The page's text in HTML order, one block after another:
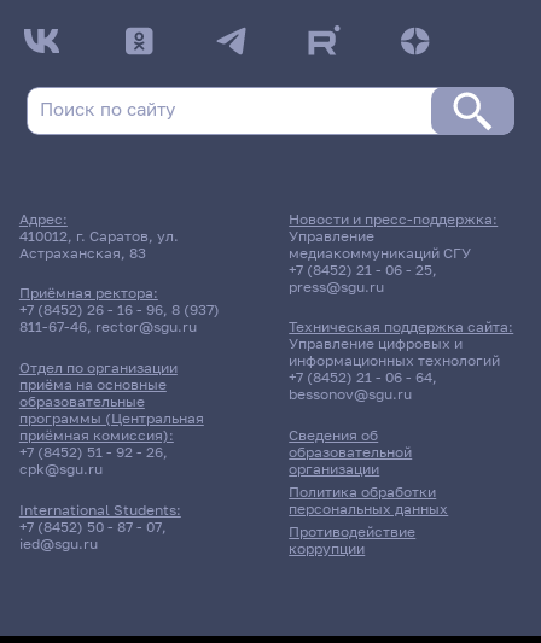
Адрес:
410012, г. Саратов, ул.
Астраханская, 83
Приёмная ректора:
+7 (8452) 26 - 16 - 96, 8 (937)
811-67-46, rector@sgu.ru
Отдел по организации
приёма на основные
образовательные
программы (Центральная
приёмная комиссия):
+7 (8452) 51 - 92 - 26,
cpk@sgu.ru
International Students:
+7 (8452) 50 - 87 - 07,
ied@sgu.ru
Сведения об
образовательной
организации
Политика обработки
персональных данных
Противодействие
коррупции
Новости и пресс-поддержка:
Управление
медиакоммуникаций СГУ
+7 (8452) 21 - 06 - 25,
press@sgu.ru
Техническая поддержка сайта:
Управление цифровых и
информационных технологий
+7 (8452) 21 - 06 - 64,
bessonov@sgu.ru